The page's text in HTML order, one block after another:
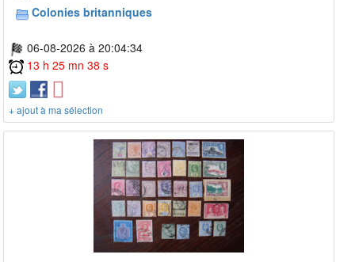
Colonies britanniques
06-08-2026 à 20:04:34
13 h 25 mn 38 s
+ ajout à ma sélection